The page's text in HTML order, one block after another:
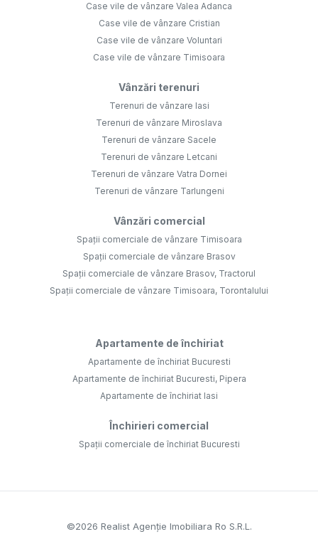
Case vile de vânzare Valea Adanca
Case vile de vânzare Cristian
Case vile de vânzare Voluntari
Case vile de vânzare Timisoara
Vânzări terenuri
Terenuri de vânzare Iasi
Terenuri de vânzare Miroslava
Terenuri de vânzare Sacele
Terenuri de vânzare Letcani
Terenuri de vânzare Vatra Dornei
Terenuri de vânzare Tarlungeni
Vânzări comercial
Spații comerciale de vânzare Timisoara
Spații comerciale de vânzare Brasov
Spații comerciale de vânzare Brasov, Tractorul
Spații comerciale de vânzare Timisoara, Torontalului
Apartamente de închiriat
Apartamente de închiriat Bucuresti
Apartamente de închiriat Bucuresti, Pipera
Apartamente de închiriat Iasi
Închirieri comercial
Spații comerciale de închiriat Bucuresti
©2026 Realist Agenție Imobiliara Ro S.R.L.